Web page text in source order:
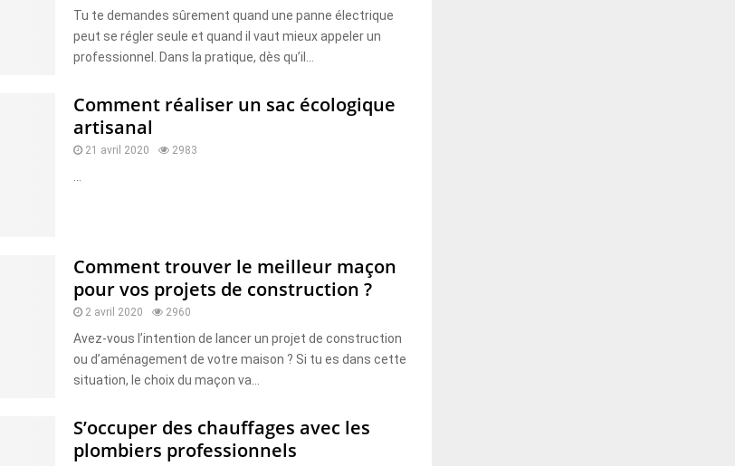
Tu te demandes sûrement quand une panne électrique
peut se régler seule et quand il vaut mieux appeler un
professionnel. Dans la pratique, dès qu’il...
Comment réaliser un sac écologique
artisanal
21 avril 2020 2983
Comment trouver le meilleur maçon
pour vos projets de construction ?
2 avril 2020 2960
Avez-vous l’intention de lancer un projet de construction
ou d’aménagement de votre maison ? Si tu es dans cette
situation, le choix du maçon va...
S’occuper des chauffages avec les
plombiers professionnels